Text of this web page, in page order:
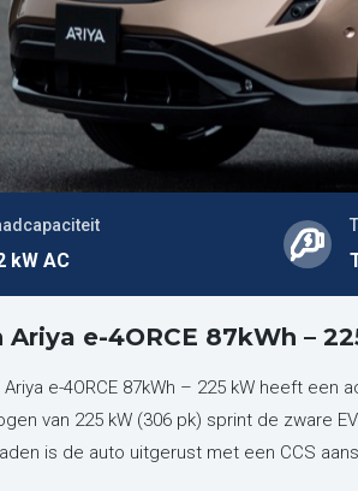
kW AC
Ariya e-4ORCE 87kWh –
Ariya e-4ORCE 87kWh – 225 kW heeft
van 225 kW (306 pk) sprint de zware
is de auto uitgerust met een CCS